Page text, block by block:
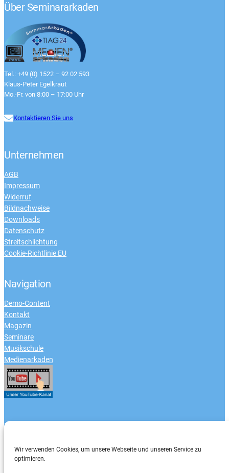
Wir verwenden Cookies, um unsere Webseite und unseren Service zu
optimieren.
Über Seminararkaden
Tel.: +49 (0) 1522 – 92 02 593
Klaus-Peter Egelkraut
Mo.-Fr. von 8:00 – 17:00 Uhr
Kontaktieren Sie uns
Unternehmen
AGB
Impressum
Widerruf
Bildnachweise
Downloads
Datenschutz
Streitschlichtung
Cookie-Richtlinie EU
Navigation
Demo-Content
Kontakt
Magazin
Seminare
Musikschule
Medienarkaden
Zahlungsarten